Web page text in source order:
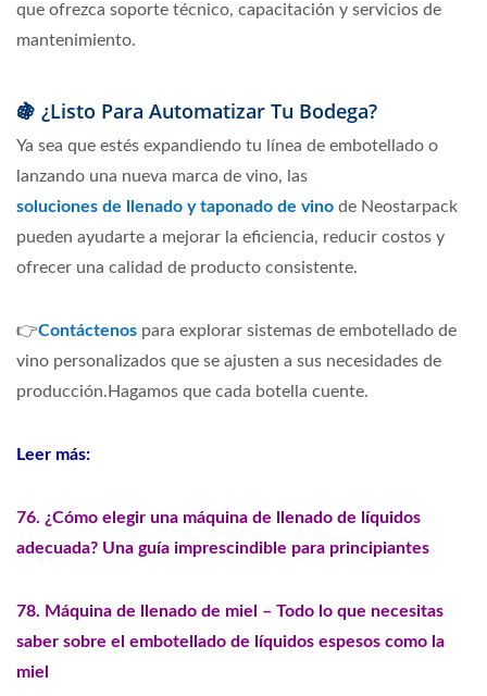
que ofrezca soporte técnico, capacitación y servicios de
mantenimiento.
🍇 ¿Listo Para Automatizar Tu Bodega?
Ya sea que estés expandiendo tu línea de embotellado o
lanzando una nueva marca de vino, las
soluciones de llenado y taponado de vino de Neostarpack
pueden ayudarte a mejorar la eficiencia, reducir costos y
ofrecer una calidad de producto consistente.
👉Contáctenos para explorar sistemas de embotellado de
vino personalizados que se ajusten a sus necesidades de
producción.Hagamos que cada botella cuente.
Leer más:
76. ¿Cómo elegir una máquina de llenado de líquidos
adecuada? Una guía imprescindible para principiantes
78. Máquina de llenado de miel – Todo lo que necesitas
saber sobre el embotellado de líquidos espesos como la
miel